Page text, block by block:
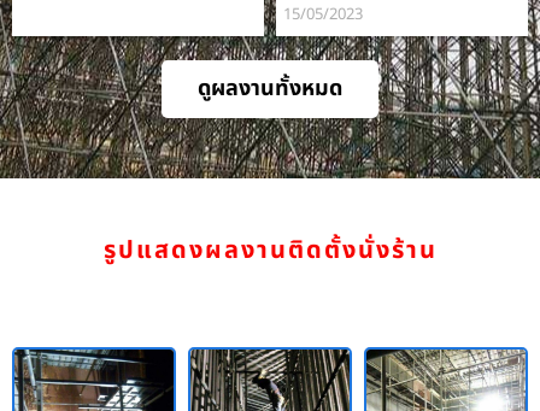
15/05/2023
ดูผลงานทั้งหมด
รูปแสดงผลงานติดตั้งนั่งร้าน